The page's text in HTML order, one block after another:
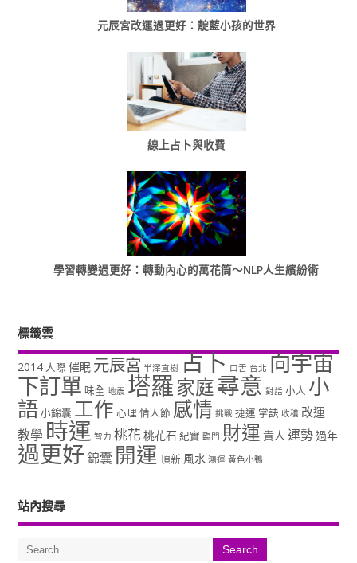
元辰宮改運過更好：靛藍小孩的世界
線上占卜與收費
學習轉變過更好：轉動內心的萬花筒～NLP人生繽紛術
標籤雲
2014 人際 催眠 元辰宮 半澤直樹 占卜 口舌 台北 向宇宙
下訂單 味全 地震 塔羅家庭尋意 對話 小人 小
語小錦囊 工作 心理 情人節 感情 挑戰 捷運 掌訣 收穫 改運
教學 時運 智力 桃花 桃花石 紀實 臨門 財運 貴人 運勢過年
過更好錦囊 開運 頂新 風水 鴻運 黃色小鴨
站內搜尋